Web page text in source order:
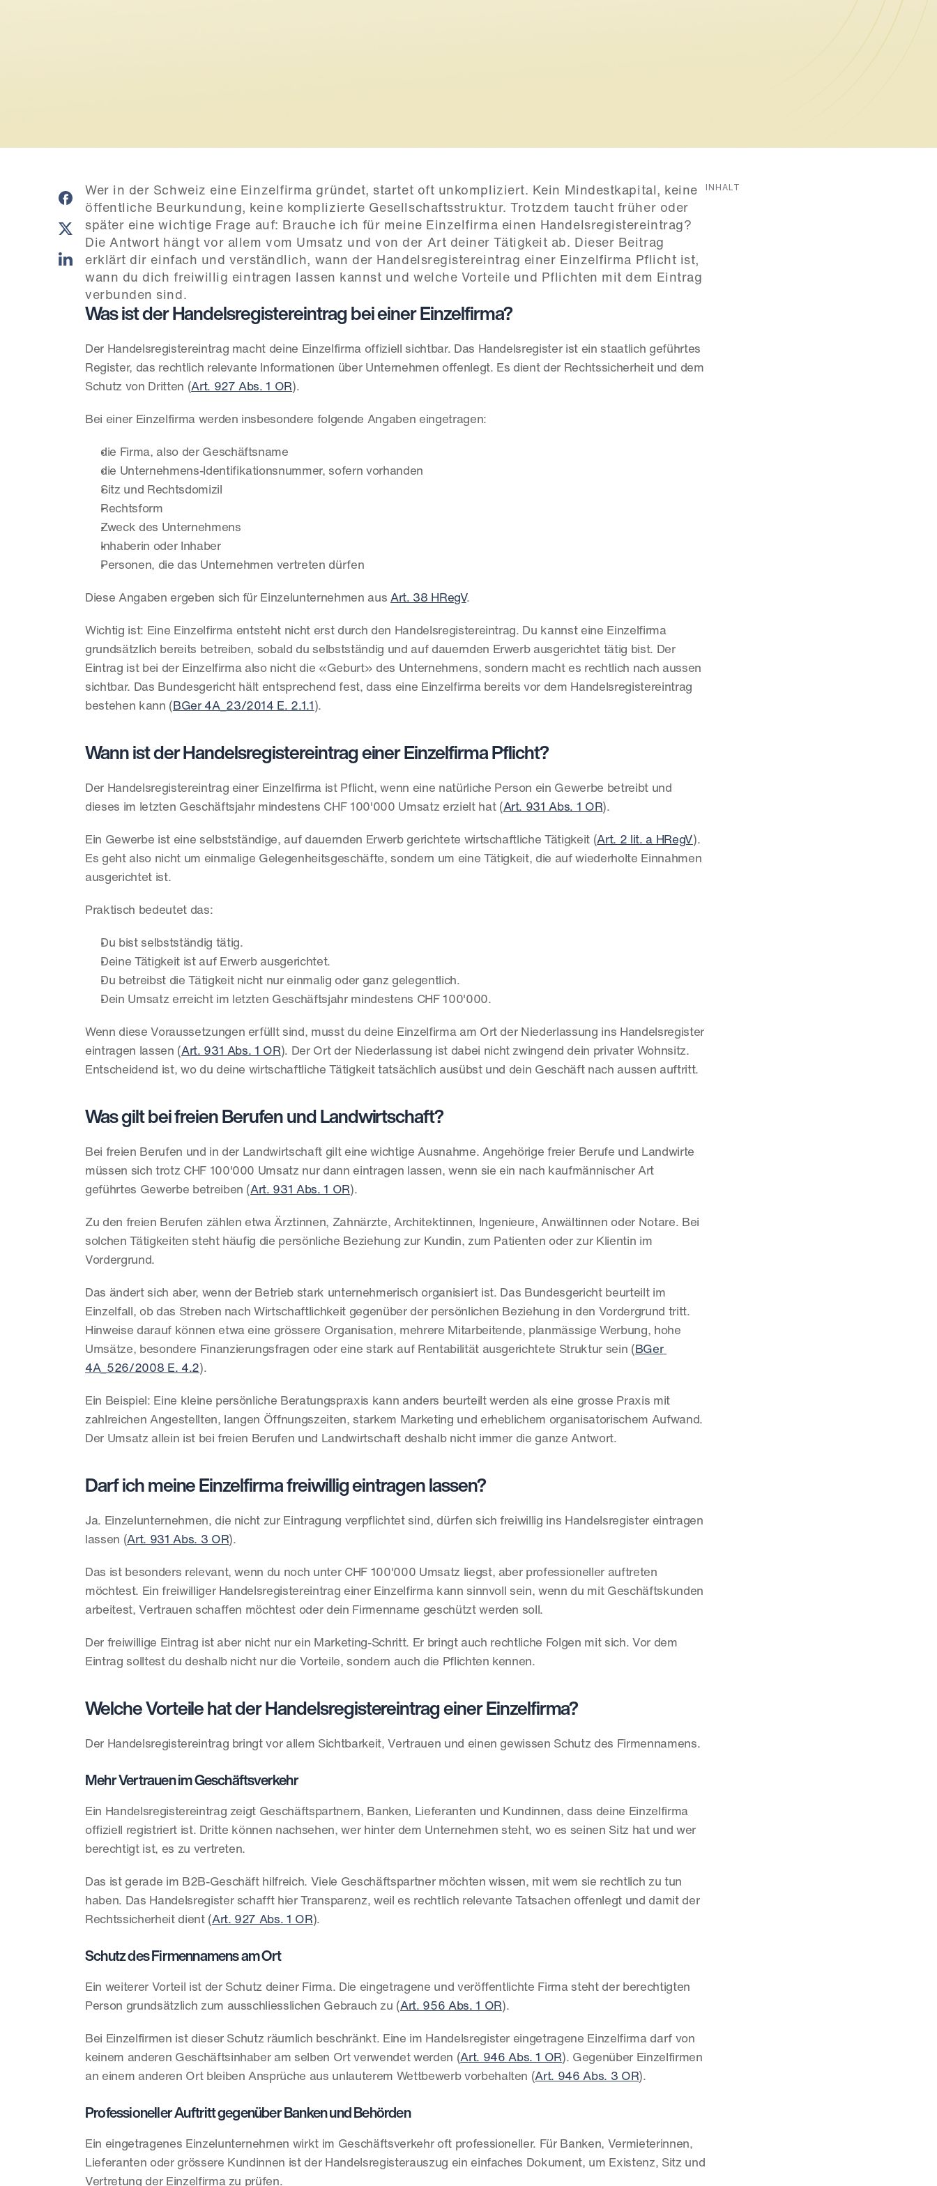
Wer in der Schweiz eine Einzelfirma gründet, startet oft unkompliziert. Kein Mindestkapital, keine
öffentliche Beurkundung, keine komplizierte Gesellschaftsstruktur. Trotzdem taucht früher oder
später eine wichtige Frage auf: Brauche ich für meine Einzelfirma einen Handelsregistereintrag?
Die Antwort hängt vor allem vom Umsatz und von der Art deiner Tätigkeit ab. Dieser Beitrag
erklärt dir einfach und verständlich, wann der Handelsregistereintrag einer Einzelfirma Pflicht ist,
wann du dich freiwillig eintragen lassen kannst und welche Vorteile und Pflichten mit dem Eintrag
verbunden sind.
Was ist der Handelsregistereintrag bei einer Einzelfirma?
Der Handelsregistereintrag macht deine Einzelfirma offiziell sichtbar. Das Handelsregister ist ein staatlich geführtes
Register, das rechtlich relevante Informationen über Unternehmen offenlegt. Es dient der Rechtssicherheit und dem
Schutz von Dritten (Art. 927 Abs. 1 OR).
Bei einer Einzelfirma werden insbesondere folgende Angaben eingetragen:
die Firma, also der Geschäftsname
die Unternehmens-Identifikationsnummer, sofern vorhanden
Sitz und Rechtsdomizil
Rechtsform
Zweck des Unternehmens
Inhaberin oder Inhaber
Personen, die das Unternehmen vertreten dürfen
Diese Angaben ergeben sich für Einzelunternehmen aus Art. 38 HRegV.
Wichtig ist: Eine Einzelfirma entsteht nicht erst durch den Handelsregistereintrag. Du kannst eine Einzelfirma
grundsätzlich bereits betreiben, sobald du selbstständig und auf dauernden Erwerb ausgerichtet tätig bist. Der
Eintrag ist bei der Einzelfirma also nicht die «Geburt» des Unternehmens, sondern macht es rechtlich nach aussen
sichtbar. Das Bundesgericht hält entsprechend fest, dass eine Einzelfirma bereits vor dem Handelsregistereintrag
bestehen kann ( BGer 4A_23/2014 E. 2.1.1 ).
Wann ist der Handelsregistereintrag einer Einzelfirma Pflicht?
Der Handelsregistereintrag einer Einzelfirma ist Pflicht, wenn eine natürliche Person ein Gewerbe betreibt und
dieses im letzten Geschäftsjahr mindestens CHF 100'000 Umsatz erzielt hat (Art. 931 Abs. 1 OR).
Ein Gewerbe ist eine selbstständige, auf dauernden Erwerb gerichtete wirtschaftliche Tätigkeit (Art. 2 lit. a HRegV).
Es geht also nicht um einmalige Gelegenheitsgeschäfte, sondern um eine Tätigkeit, die auf wiederholte Einnahmen
ausgerichtet ist.
Praktisch bedeutet das:
Du bist selbstständig tätig.
Deine Tätigkeit ist auf Erwerb ausgerichtet.
Du betreibst die Tätigkeit nicht nur einmalig oder ganz gelegentlich.
Dein Umsatz erreicht im letzten Geschäftsjahr mindestens CHF 100'000.
Wenn diese Voraussetzungen erfüllt sind, musst du deine Einzelfirma am Ort der Niederlassung ins Handelsregister
eintragen lassen (Art. 931 Abs. 1 OR). Der Ort der Niederlassung ist dabei nicht zwingend dein privater Wohnsitz.
Entscheidend ist, wo du deine wirtschaftliche Tätigkeit tatsächlich ausübst und dein Geschäft nach aussen auftritt.
Was gilt bei freien Berufen und Landwirtschaft?
Bei freien Berufen und in der Landwirtschaft gilt eine wichtige Ausnahme. Angehörige freier Berufe und Landwirte
müssen sich trotz CHF 100'000 Umsatz nur dann eintragen lassen, wenn sie ein nach kaufmännischer Art
geführtes Gewerbe betreiben (Art. 931 Abs. 1 OR).
Zu den freien Berufen zählen etwa Ärztinnen, Zahnärzte, Architektinnen, Ingenieure, Anwältinnen oder Notare. Bei
solchen Tätigkeiten steht häufig die persönliche Beziehung zur Kundin, zum Patienten oder zur Klientin im
Vordergrund.
Das ändert sich aber, wenn der Betrieb stark unternehmerisch organisiert ist. Das Bundesgericht beurteilt im
Einzelfall, ob das Streben nach Wirtschaftlichkeit gegenüber der persönlichen Beziehung in den Vordergrund tritt.
Hinweise darauf können etwa eine grössere Organisation, mehrere Mitarbeitende, planmässige Werbung, hohe
Umsätze, besondere Finanzierungsfragen oder eine stark auf Rentabilität ausgerichtete Struktur sein ( BGer
4A_526/2008 E. 4.2).
Ein Beispiel: Eine kleine persönliche Beratungspraxis kann anders beurteilt werden als eine grosse Praxis mit
zahlreichen Angestellten, langen Öffnungszeiten, starkem Marketing und erheblichem organisatorischem Aufwand.
Der Umsatz allein ist bei freien Berufen und Landwirtschaft deshalb nicht immer die ganze Antwort.
Darf ich meine Einzelfirma freiwillig eintragen lassen?
Ja. Einzelunternehmen, die nicht zur Eintragung verpflichtet sind, dürfen sich freiwillig ins Handelsregister eintragen
lassen (Art. 931 Abs. 3 OR).
Das ist besonders relevant, wenn du noch unter CHF 100'000 Umsatz liegst, aber professioneller auftreten
möchtest. Ein freiwilliger Handelsregistereintrag einer Einzelfirma kann sinnvoll sein, wenn du mit Geschäftskunden
arbeitest, Vertrauen schaffen möchtest oder dein Firmenname geschützt werden soll.
Der freiwillige Eintrag ist aber nicht nur ein Marketing-Schritt. Er bringt auch rechtliche Folgen mit sich. Vor dem
Eintrag solltest du deshalb nicht nur die Vorteile, sondern auch die Pflichten kennen.
Welche Vorteile hat der Handelsregistereintrag einer Einzelfirma?
Der Handelsregistereintrag bringt vor allem Sichtbarkeit, Vertrauen und einen gewissen Schutz des Firmennamens.
Mehr Vertrauen im Geschäftsverkehr
Ein Handelsregistereintrag zeigt Geschäftspartnern, Banken, Lieferanten und Kundinnen, dass deine Einzelfirma
offiziell registriert ist. Dritte können nachsehen, wer hinter dem Unternehmen steht, wo es seinen Sitz hat und wer
berechtigt ist, es zu vertreten.
Das ist gerade im B2B-Geschäft hilfreich. Viele Geschäftspartner möchten wissen, mit wem sie rechtlich zu tun
haben. Das Handelsregister schafft hier Transparenz, weil es rechtlich relevante Tatsachen offenlegt und damit der
Rechtssicherheit dient (Art. 927 Abs. 1 OR).
Schutz des Firmennamens am Ort
Ein weiterer Vorteil ist der Schutz deiner Firma. Die eingetragene und veröffentlichte Firma steht der berechtigten
Person grundsätzlich zum ausschliesslichen Gebrauch zu (Art. 956 Abs. 1 OR).
Bei Einzelfirmen ist dieser Schutz räumlich beschränkt. Eine im Handelsregister eingetragene Einzelfirma darf von
keinem anderen Geschäftsinhaber am selben Ort verwendet werden (Art. 946 Abs. 1 OR). Gegenüber Einzelfirmen
an einem anderen Ort bleiben Ansprüche aus unlauterem Wettbewerb vorbehalten (Art. 946 Abs. 3 OR).
Professioneller Auftritt gegenüber Banken und Behörden
Ein eingetragenes Einzelunternehmen wirkt im Geschäftsverkehr oft professioneller. Für Banken, Vermieterinnen,
Lieferanten oder grössere Kundinnen ist der Handelsregisterauszug ein einfaches Dokument, um Existenz, Sitz und
Vertretung der Einzelfirma zu prüfen.
INHALT